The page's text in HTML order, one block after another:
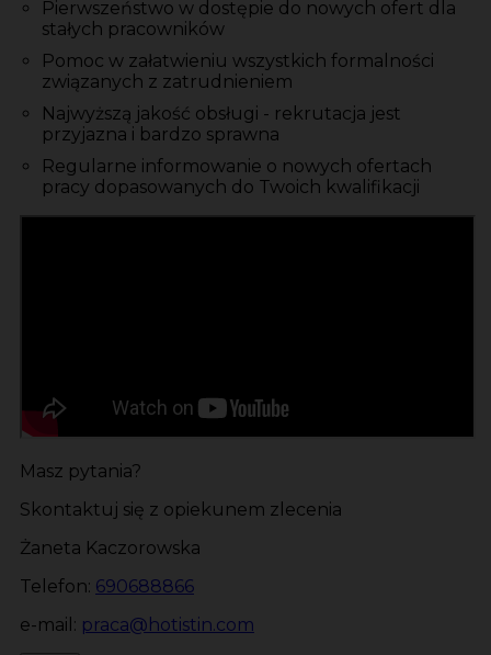
Pierwszeństwo w dostępie do nowych ofert dla
stałych pracowników
Pomoc w załatwieniu wszystkich formalności
związanych z zatrudnieniem
Najwyższą jakość obsługi - rekrutacja jest
przyjazna i bardzo sprawna
Regularne informowanie o nowych ofertach
pracy dopasowanych do Twoich kwalifikacji
Masz pytania?
Skontaktuj się z opiekunem zlecenia
Żaneta Kaczorowska
Telefon: 690688866
e-mail: praca@hotistin.com